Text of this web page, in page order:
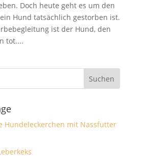
Doch heute geht es um den
Hund tatsächlich gestorben ist.
ist der Hund, den
tot....
Hundeleckerchen mit Nassfutter